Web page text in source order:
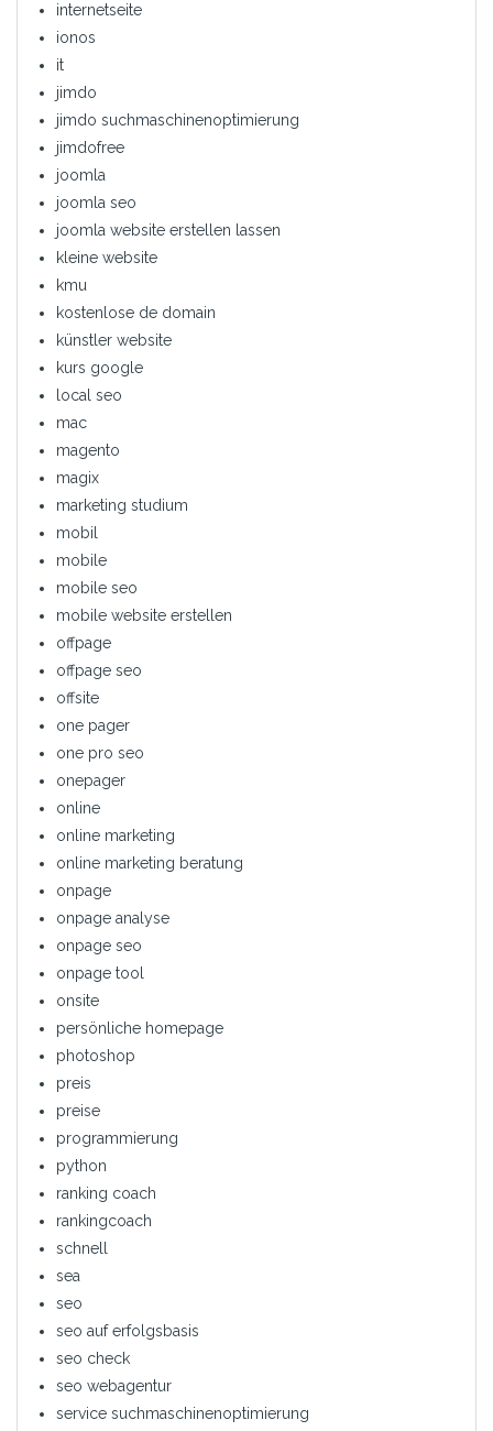
internetseite
ionos
it
jimdo
jimdo suchmaschinenoptimierung
jimdofree
joomla
joomla seo
joomla website erstellen lassen
kleine website
kmu
kostenlose de domain
künstler website
kurs google
local seo
mac
magento
magix
marketing studium
mobil
mobile
mobile seo
mobile website erstellen
offpage
offpage seo
offsite
one pager
one pro seo
onepager
online
online marketing
online marketing beratung
onpage
onpage analyse
onpage seo
onpage tool
onsite
persönliche homepage
photoshop
preis
preise
programmierung
python
ranking coach
rankingcoach
schnell
sea
seo
seo auf erfolgsbasis
seo check
seo webagentur
service suchmaschinenoptimierung